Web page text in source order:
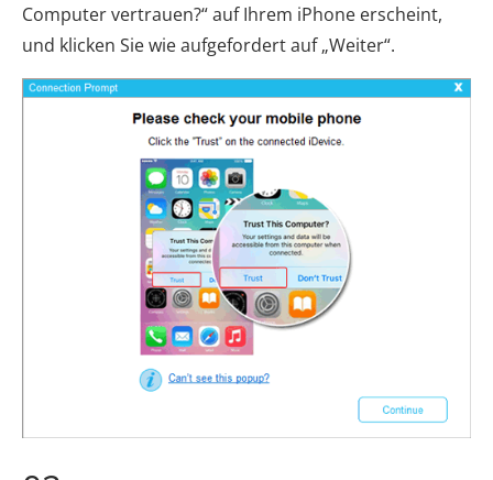
Computer vertrauen?“ auf Ihrem iPhone erscheint,
und klicken Sie wie aufgefordert auf „Weiter“.